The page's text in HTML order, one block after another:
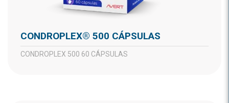
CONDROPLEX® 500 CÁPSULAS
CONDROPLEX 500 60 CÁPSULAS